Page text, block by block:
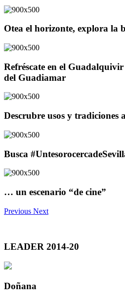
Otea el horizonte, explora la
Refréscate en el
del Guadiamar
Descrubre usos y tradiciones
Busca
… un escenario “de cine”
Previous Next
LEADER 2014-20
Doñana